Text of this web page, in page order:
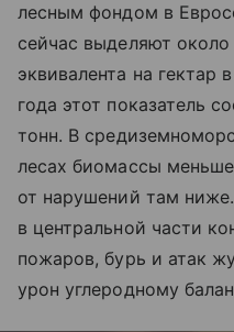
лесным фондом в
сейчас выделяют
эквивалента на гектар
года этот показатель
тонн. В
лесах биомассы
от нарушений там
в центральной части
пожаров, бурь и атак
урон углеродному